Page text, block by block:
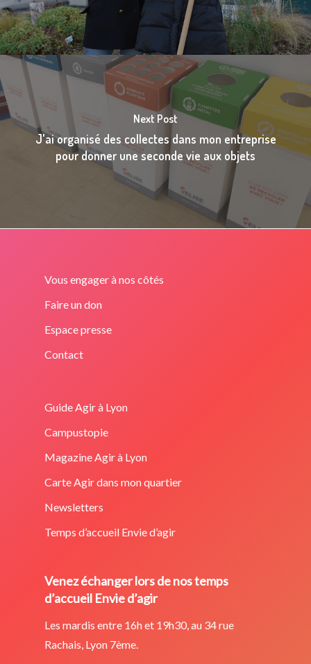
Next Post
J'ai organisé des collectes dans mon entreprise
pour donner une seconde vie aux objets
Vous engager à nos côtés
Faire un don
Espace presse
Contact
Guide Agir à Lyon
Campustopie
Magazine Agir à Lyon
Carte Agir dans mon quartier
Newsletters
Temps d’accueil Envie d’agir
Venez échanger lors de nos temps
d’accueil Envie d’agir
Les mardis entre 16h et 19h30, au 34 rue
Rachais, Lyon 7ème.